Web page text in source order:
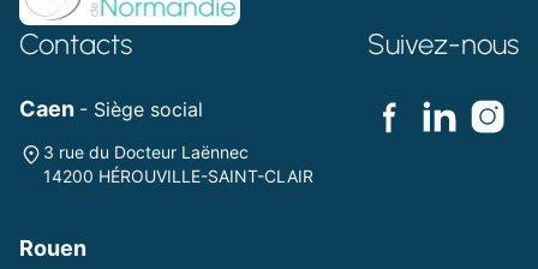
Contacts
Caen - Siège social
3 rue du Docteur Laënnec
14200 HÉROUVILLE-SAINT-CLAIR
Rouen
Suivez-nous